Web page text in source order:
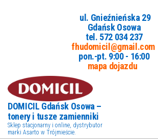
ul. Gnieźnieńska 29
Gdańsk Osowa
tel. 572 034 237
fhudomicil@gmail.com
pon.-pt. 9:00 - 16:00
mapa dojazdu
DOMICIL Gdańsk Osowa –
tonery i tusze zamienniki
Sklep stacjonarny i online, dystrybutor
marki Asarto w Trójmieście.